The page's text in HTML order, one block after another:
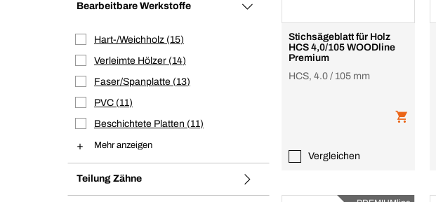
Bearbeitbare Werkstoffe
Hart-/Weichholz 15
Verleimte Hölzer 14
Faser/Spanplatte
13
PVC 11
Beschichtete Platten
11
Mehr anzeigen
Teilung Zähne
Stichsägeblatt für Holz
HCS 4,0/105 WOODline
Premium
HCS, 4.0 / 105 mm
Vergleichen